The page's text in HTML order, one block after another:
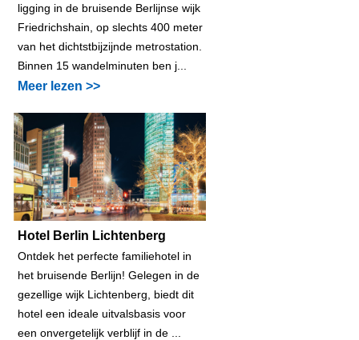
ligging in de bruisende Berlijnse wijk
Friedrichshain, op slechts 400 meter
van het dichtstbijzijnde metrostation.
Binnen 15 wandelminuten ben j...
Meer lezen >>
Hotel Berlin Lichtenberg
Ontdek het perfecte familiehotel in
het bruisende Berlijn! Gelegen in de
gezellige wijk Lichtenberg, biedt dit
hotel een ideale uitvalsbasis voor
een onvergetelijk verblijf in de ...